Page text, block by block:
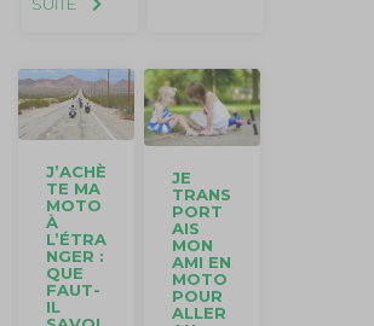
SUITE
J’ACHÈ
TE MA
MOTO
À
L’ÉTRA
NGER :
QUE
FAUT-
IL
JE
TRANS
PORT
AIS
MON
AMI EN
MOTO
POUR
ALLER